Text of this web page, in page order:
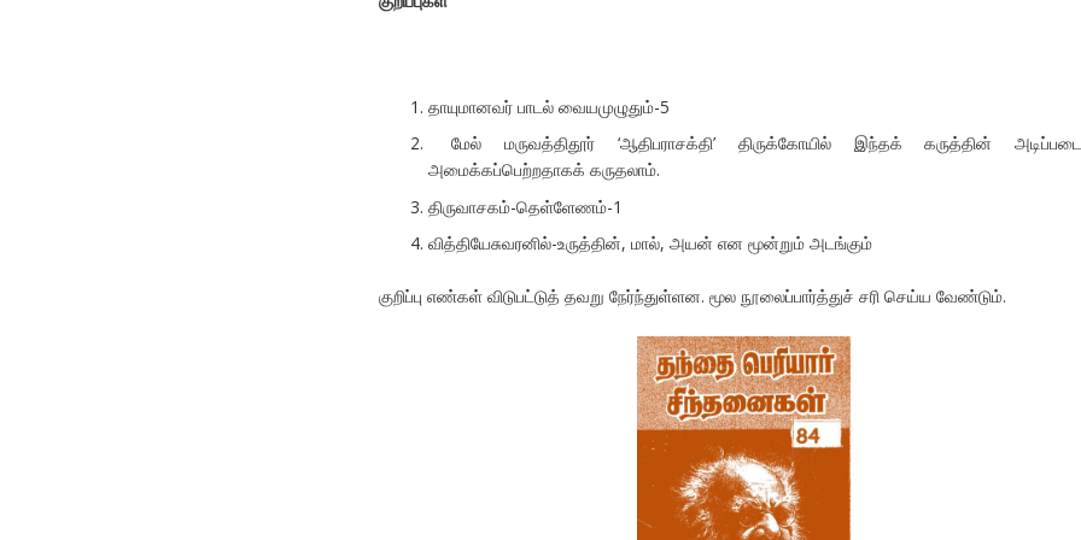
தாயுமானவர் பாடல் வையமுழுதும்-5
மேல் மருவத்திதூர் ‘ஆதிபராசக்தி’ திருக்கோயில் இந்தக் கருத்தின்
அமைக்கப்பெற்றதாகக் கருதலாம்.
திருவாசகம்-தெள்ளேணம்-1
வித்தியேசுவரனில்-உருத்தின், மால், அயன் என மூன்றும் அடங்கும்
குறிப்பு எண்கள் விடுபட்டுத் தவறு நேர்ந்துள்ளன. மூல நூலைப்பார்த்துச் சரி செய்ய வேண்டும்.